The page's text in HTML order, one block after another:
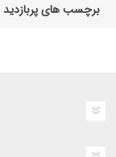
برچسب های پربازدید